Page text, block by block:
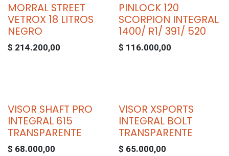
MORRAL STREET
VETROX 18 LITROS
NEGRO
$ 214.200,00
PINLOCK 120
SCORPION INTEGRAL
1400/ R1/ 391/ 520
$ 116.000,00
VISOR SHAFT PRO
INTEGRAL 615
TRANSPARENTE
$ 68.000,00
VISOR XSPORTS
INTEGRAL BOLT
TRANSPARENTE
$ 65.000,00